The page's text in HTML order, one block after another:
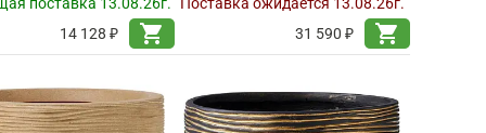
14 128 ₽
shopping_cart
31 590 ₽
shopping_cart